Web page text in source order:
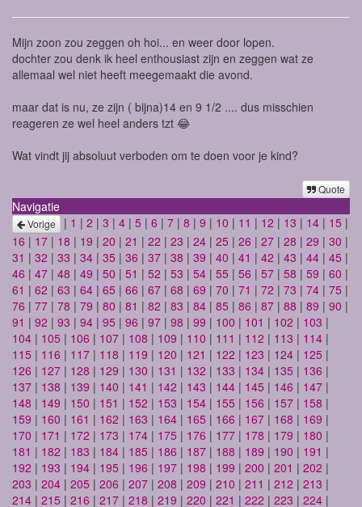
Mijn zoon zou zeggen oh hoi... en weer door lopen.
dochter zou denk ik heel enthousiast zijn en zeggen wat ze
allemaal wel niet heeft meegemaakt die avond.
maar dat is nu, ze zijn ( bijna)14 en 9 1/2 .... dus misschien
reageren ze wel heel anders tzt 😂
Wat vindt jij absoluut verboden om te doen voor je kind?
Quote
Navigatie
Vorige | 1 | 2 | 3 | 4 | 5 | 6 | 7 | 8 | 9 | 10 | 11 | 12 | 13 | 14 | 15 |
16 | 17 | 18 | 19 | 20 | 21 | 22 | 23 | 24 | 25 | 26 | 27 | 28 | 29 | 30 |
31 | 32 | 33 | 34 | 35 | 36 | 37 | 38 | 39 | 40 | 41 | 42 | 43 | 44 | 45 |
46 | 47 | 48 | 49 | 50 | 51 | 52 | 53 | 54 | 55 | 56 | 57 | 58 | 59 | 60 |
61 | 62 | 63 | 64 | 65 | 66 | 67 | 68 | 69 | 70 | 71 | 72 | 73 | 74 | 75 |
76 | 77 | 78 | 79 | 80 | 81 | 82 | 83 | 84 | 85 | 86 | 87 | 88 | 89 | 90 |
91 | 92 | 93 | 94 | 95 | 96 | 97 | 98 | 99 | 100 | 101 | 102 | 103 |
104 | 105 | 106 | 107 | 108 | 109 | 110 | 111 | 112 | 113 | 114 |
115 | 116 | 117 | 118 | 119 | 120 | 121 | 122 | 123 | 124 | 125 |
126 | 127 | 128 | 129 | 130 | 131 | 132 | 133 | 134 | 135 | 136 |
137 | 138 | 139 | 140 | 141 | 142 | 143 | 144 | 145 | 146 | 147 |
148 | 149 | 150 | 151 | 152 | 153 | 154 | 155 | 156 | 157 | 158 |
159 | 160 | 161 | 162 | 163 | 164 | 165 | 166 | 167 | 168 | 169 |
170 | 171 | 172 | 173 | 174 | 175 | 176 | 177 | 178 | 179 | 180 |
181 | 182 | 183 | 184 | 185 | 186 | 187 | 188 | 189 | 190 | 191 |
192 | 193 | 194 | 195 | 196 | 197 | 198 | 199 | 200 | 201 | 202 |
203 | 204 | 205 | 206 | 207 | 208 | 209 | 210 | 211 | 212 | 213 |
214 | 215 | 216 | 217 | 218 | 219 | 220 | 221 | 222 | 223 | 224 |